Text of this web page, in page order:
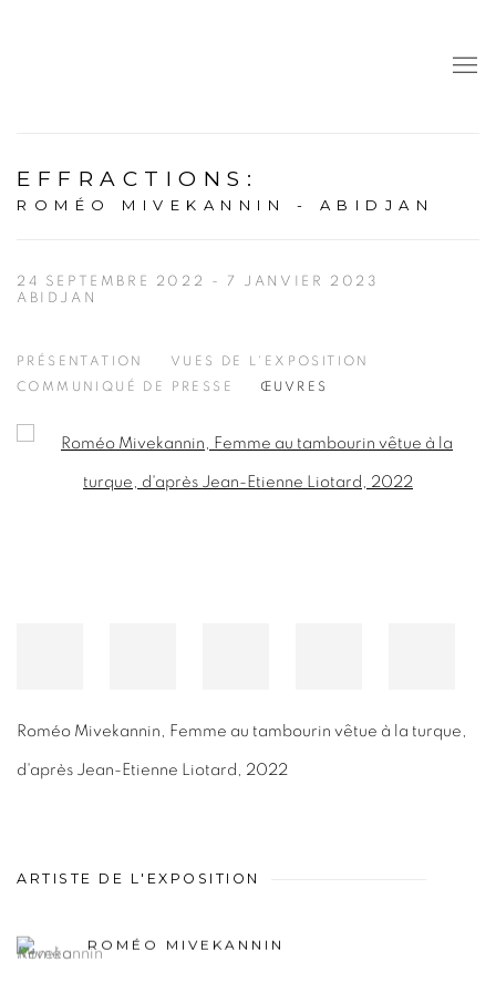
EFFRACTIONS :
ROMÉO MIVEKANNIN - ABIDJAN
24 SEPTEMBRE 2022 - 7 JANVIER 2023
ABIDJAN
PRÉSENTATION
VUES DE L'EXPOSITION
COMMUNIQUÉ DE PRESSE
ŒUVRES
Open a larger version of the following image in a popup:
Roméo Mivekannin Femme au tambourin vêtue à la turque,
d'après Jean-Etienne Liotard 2022
ARTISTE DE L'EXPOSITION
ROMÉO MIVEKANNIN